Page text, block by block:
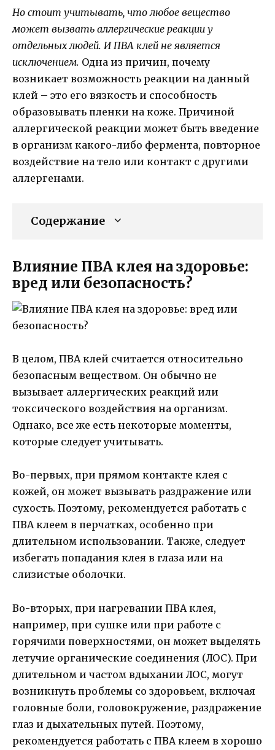
Но стоит учитывать, что любое вещество
может вызвать аллергические реакции у
отдельных людей. И ПВА клей не является
исключением. Одна из причин, почему
возникает возможность реакции на данный
клей – это его вязкость и способность
образовывать пленки на коже. Причиной
аллергической реакции может быть введение
в организм какого-либо фермента, повторное
воздействие на тело или контакт с другими
аллергенами.
Содержание
Влияние ПВА клея на здоровье:
вред или безопасность?
В целом, ПВА клей считается относительно
безопасным веществом. Он обычно не
вызывает аллергических реакций или
токсического воздействия на организм.
Однако, все же есть некоторые моменты,
которые следует учитывать.
Во-первых, при прямом контакте клея с
кожей, он может вызывать раздражение или
сухость. Поэтому, рекомендуется работать с
ПВА клеем в перчатках, особенно при
длительном использовании. Также, следует
избегать попадания клея в глаза или на
слизистые оболочки.
Во-вторых, при нагревании ПВА клея,
например, при сушке или при работе с
горячими поверхностями, он может выделять
летучие органические соединения (ЛОС). При
длительном и частом вдыхании ЛОС, могут
возникнуть проблемы со здоровьем, включая
головные боли, головокружение, раздражение
глаз и дыхательных путей. Поэтому,
рекомендуется работать с ПВА клеем в хорошо